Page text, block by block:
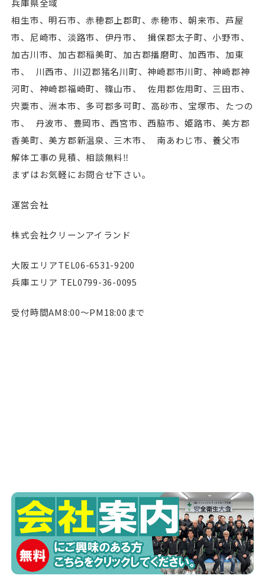
兵庫県全域
相生市、明石市、赤穂郡上郡町、赤穂市、朝来市、芦屋
市、尼崎市、淡路市、伊丹市、 揖保郡太子町、小野市、
加古川市、加古郡稲美町、加古郡播磨町、加⻄市、加東
市、 川⻄市、川辺郡猪名川町、神崎郡市川町、神崎郡神
河町、神崎郡福崎町、篠山市、 佐用郡佐用町、三田市、
宍粟市、洲本市、多可郡多可町、高砂市、宝塚市、たつの
市、 丹波市、豊岡市、⻄宮市、⻄脇市、姫路市、美方郡
香美町、美方郡新温泉、三木市、 南あわじ市、養父市
解体工事の見積、相談無料‼︎
まずはお気軽にお問合せ下さい。
運営会社
株式会社クリーンアイランド
大阪エリアTEL06-6531-9200
兵庫エリア TEL0799-36-0095
受付時間AM8:00〜PM18:00まで